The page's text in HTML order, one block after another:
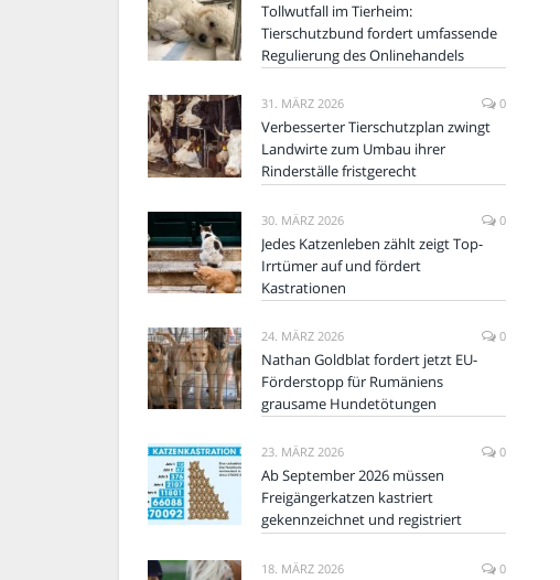
Tollwutfall im Tierheim:
Tierschutzbund fordert umfassende
Regulierung des Onlinehandels
31. MÄRZ 2026 0
Verbesserter Tierschutzplan zwingt
Landwirte zum Umbau ihrer
Rinderställe fristgerecht
30. MÄRZ 2026 0
Jedes Katzenleben zählt zeigt Top-
Irrtümer auf und fördert
Kastrationen
24. MÄRZ 2026 0
Nathan Goldblat fordert jetzt EU-
Förderstopp für Rumäniens
grausame Hundetötungen
23. MÄRZ 2026 0
Ab September 2026 müssen
Freigängerkatzen kastriert
gekennzeichnet und registriert
18. MÄRZ 2026 0